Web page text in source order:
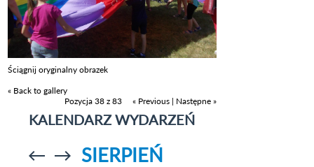
Ściągnij oryginalny obrazek
« Back to gallery
Pozycja 38 z 83
« Previous | Następne »
KALENDARZ WYDARZEŃ
Przejdź doPrzejdź do
SIERPIEŃ